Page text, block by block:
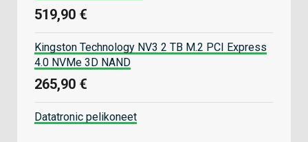
519,90 €
Kingston Technology NV3 2 TB M.2 PCI Express
4.0 NVMe 3D NAND
265,90 €
Datatronic pelikoneet